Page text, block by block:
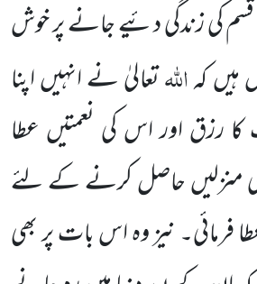
کی زندگی دئیے جانے پر خوش
ہیں کہاللہتعالیٰ نے انہیں اپنا
رزق اور اس کی نعمتیں عطا
منزلیں حاصل کرنے کے لئے
فرمائی۔ نیز وہ اس بات پر بھی